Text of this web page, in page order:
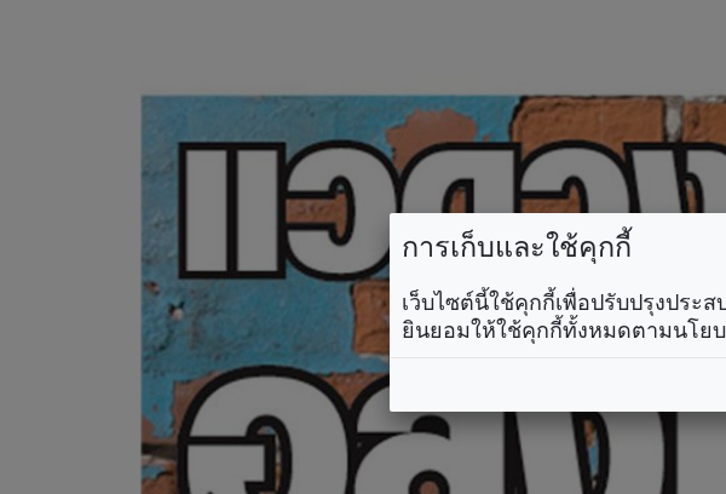
การเก็บและใช้คุกกี้
เว็บไซต์นี้ใช้คุกกี้เพื่อปรับปรุงประ
ยินยอมให้ใช้คุกกี้ทั้งหมดตามนโยบ